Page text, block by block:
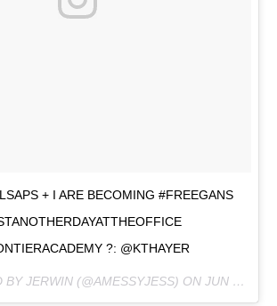
+ I ARE BECOMING #FREEGANS
?: @KTHAYER
BY JERWIN (@AMESSYJESS) ON JUN 23, 2015 AT 5:40PM PDT